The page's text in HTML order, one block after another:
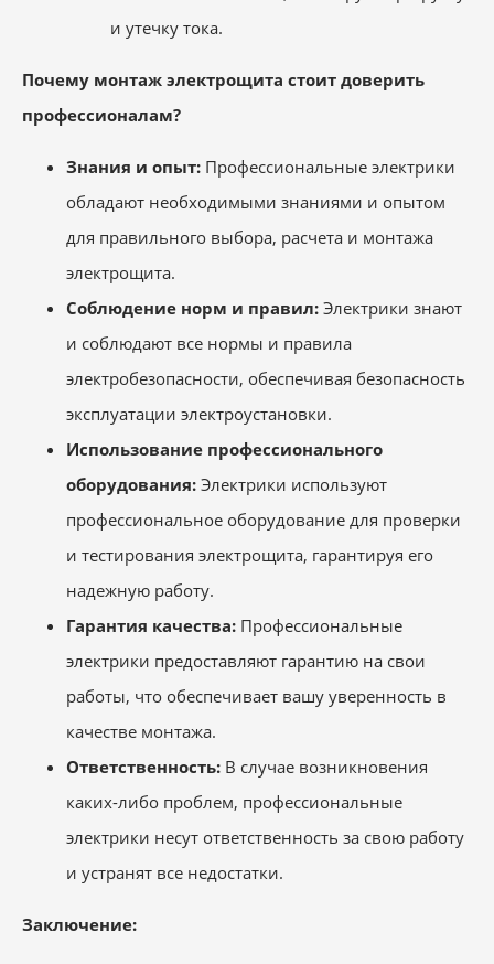
и утечку тока.
Почему монтаж электрощита стоит доверить
профессионалам?
Знания и опыт: Профессиональные электрики
обладают необходимыми знаниями и опытом
для правильного выбора, расчета и монтажа
электрощита.
Соблюдение норм и правил: Электрики знают
и соблюдают все нормы и правила
электробезопасности, обеспечивая безопасность
эксплуатации электроустановки.
Использование профессионального
оборудования: Электрики используют
профессиональное оборудование для проверки
и тестирования электрощита, гарантируя его
надежную работу.
Гарантия качества: Профессиональные
электрики предоставляют гарантию на свои
работы, что обеспечивает вашу уверенность в
качестве монтажа.
Ответственность: В случае возникновения
каких-либо проблем, профессиональные
электрики несут ответственность за свою работу
и устранят все недостатки.
Заключение: